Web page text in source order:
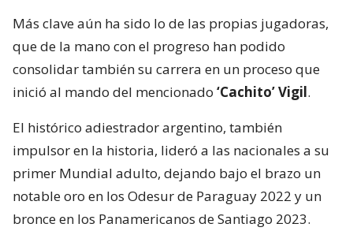
Más clave aún ha sido lo de las propias jugadoras,
que de la mano con el progreso han podido
consolidar también su carrera en un proceso que
inició al mando del mencionado ‘Cachito’ Vigil.
El histórico adiestrador argentino, también
impulsor en la historia, lideró a las nacionales a su
primer Mundial adulto, dejando bajo el brazo un
notable oro en los Odesur de Paraguay 2022 y un
bronce en los Panamericanos de Santiago 2023.